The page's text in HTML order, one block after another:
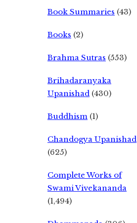
Book Summaries (43)
Books (2)
Brahma Sutras (553)
Brihadaranyaka
Upanishad (430)
Buddhism (1)
Chandogya Upanishad
(625)
Complete Works of
Swami Vivekananda
(1,494)